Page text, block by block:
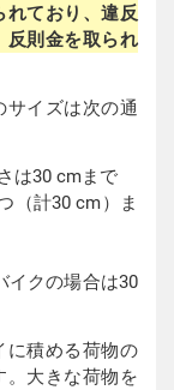
れており、違反
反則金を取られ
サイズは次の通
は30 cmまで
（計30 cm）ま
イクの場合は30
に積める荷物の
。大きな荷物を